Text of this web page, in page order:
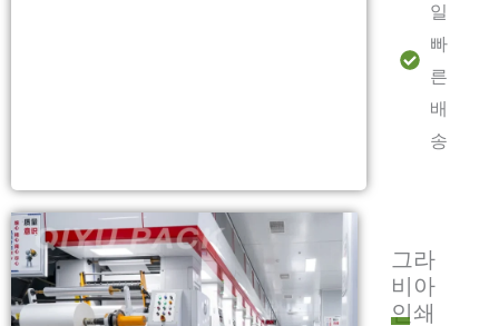
일
빠
른
배
송
그라
비아
인쇄